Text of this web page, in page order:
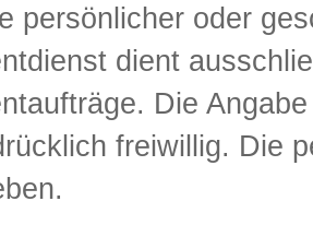
persönlicher oder
dient
Die
freiwillig. Die